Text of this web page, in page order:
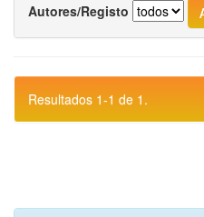
Autores/Registo
Resultados 1-1 de 1.